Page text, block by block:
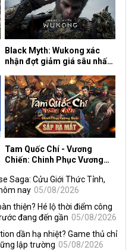
Black Myth: Wukong xác
nhận đợt giảm giá sâu nhất
trên mọi nền tảng
Tam Quốc Chí - Vương
Chiến: Chinh Phục Vương
sáu thị trường Đông Nam Á
Saga: Cửu Giới Thức Tỉnh,
nay 05/08/2026
thiện? Hé lộ thời điểm công
đang đến gần 05/08/2026
dần hạ nhiệt? Game thủ chỉ
lập trường 05/08/2026